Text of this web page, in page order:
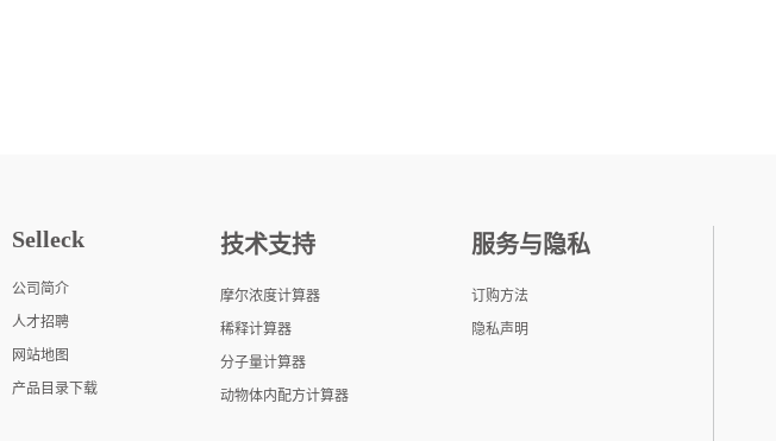
Selleck
公司简介
人才招聘
网站地图
产品目录下载
技术支持
摩尔浓度计算器
稀释计算器
分子量计算器
动物体内配方计算器
服务与隐私
订购方法
隐私声明